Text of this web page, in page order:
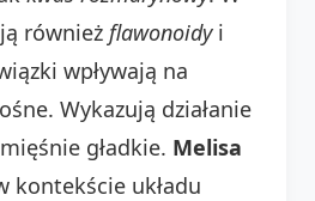
również flawonoidyi
wpływają na
Wykazują działanie
gładkie. Melisa
kontekście układu